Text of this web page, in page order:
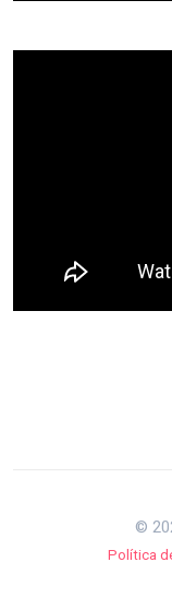
©
Política